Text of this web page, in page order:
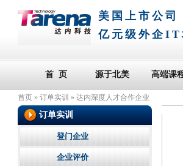
美国上市公司
亿元级外企IT
首 页 源于北美 高端课
首页 » 订单实训 » 达内深度人才合作企业
订单实训
登门企业
企业评价